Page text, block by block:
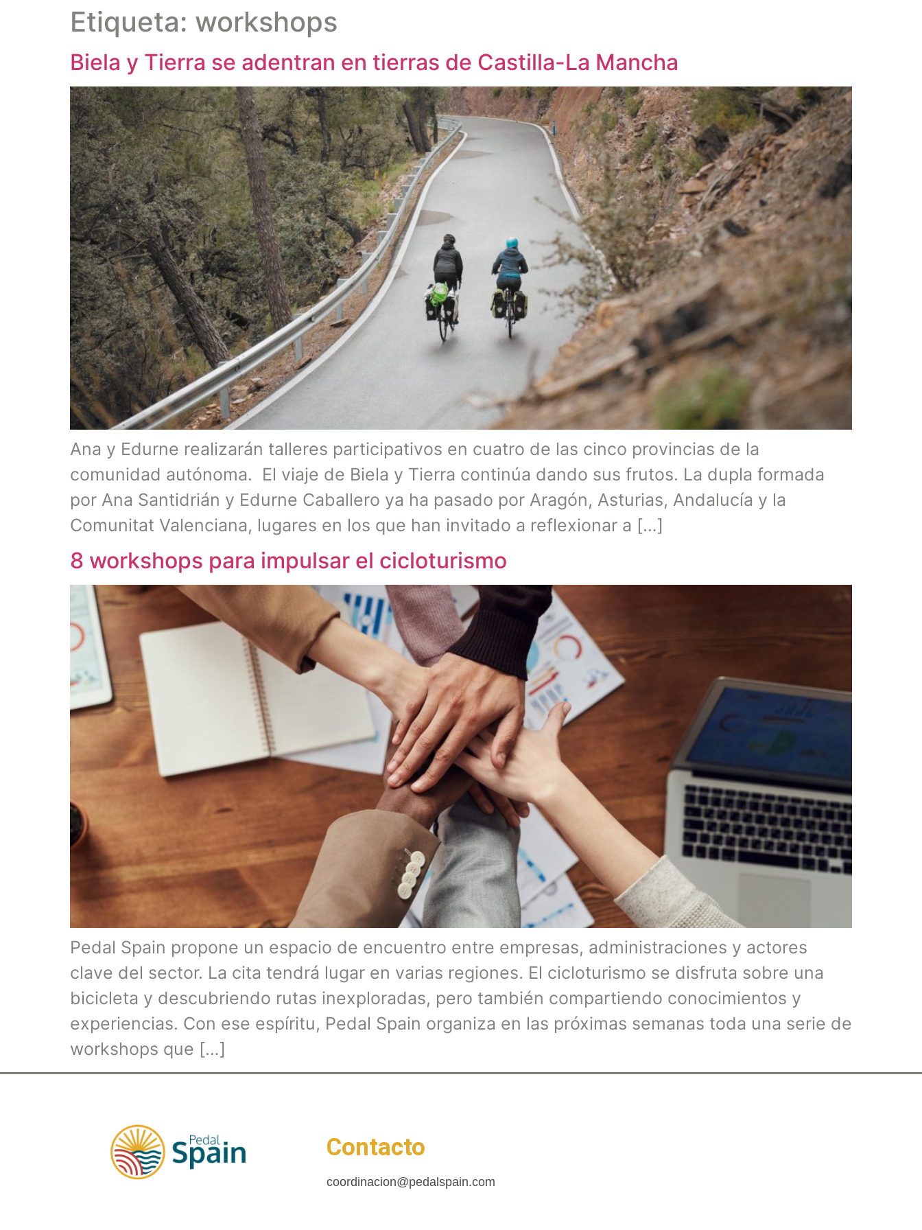
Etiqueta: workshops
Biela y Tierra se adentran en tierras de Castilla-La Mancha
Ana y Edurne realizarán talleres participativos en cuatro de las cinco provincias de la
comunidad autónoma. El viaje de Biela y Tierra continúa dando sus frutos. La dupla formada
por Ana Santidrián y Edurne Caballero ya ha pasado por Aragón, Asturias, Andalucía y la
Comunitat Valenciana, lugares en los que han invitado a reflexionar a […]
8 workshops para impulsar el cicloturismo
Pedal Spain propone un espacio de encuentro entre empresas, administraciones y actores
clave del sector. La cita tendrá lugar en varias regiones. El cicloturismo se disfruta sobre una
bicicleta y descubriendo rutas inexploradas, pero también compartiendo conocimientos y
experiencias. Con ese espíritu, Pedal Spain organiza en las próximas semanas toda una serie de
workshops que […]
Contacto
coordinacion@pedalspain.com